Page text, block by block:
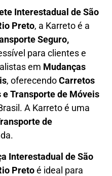
Interestadual de São
Preto, a Karreto é a
Seguro,
para clientes e
em Mudanças
, oferecendoCarretos
e Transporte de Móveis
A Karretoé uma
de
Interestadual de São
Pretoé ideal para